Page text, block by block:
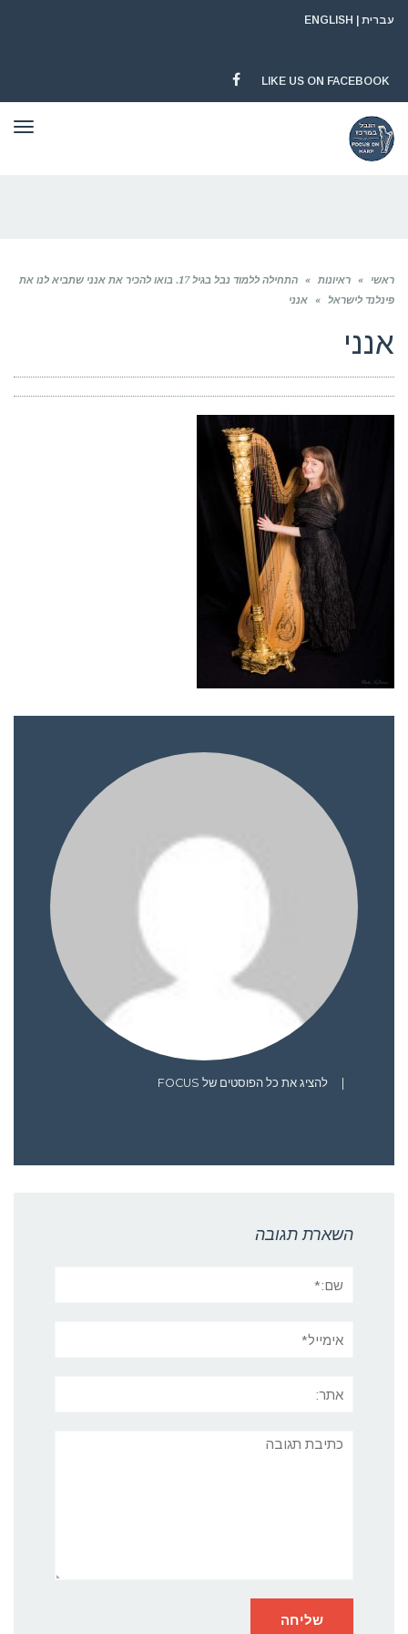
עברית ENGLISH
LIKE US ON FACEBOOK
FACEBOOK
ראשי » ראיונות »
התחילה ללמוד נבל בגיל 17. בואו להכיר את אנני שתביא לנו את
פינלנד לישראל
» אנני
אנני
להציג את כל הפוסטים של FOCUS
השארת תגובה